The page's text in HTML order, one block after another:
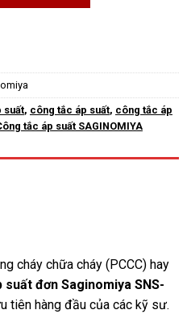
suất, công tắc áp suất, công tắc áp
tắc áp suất SAGINOMIYA
cháy chữa cháy (PCCC) hay
suất đơn Saginomiya SNS-
tiên hàng đầu của các kỹ sư.